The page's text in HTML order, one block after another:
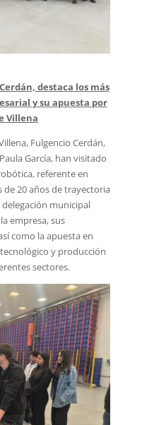
destaca los más
y su apuesta por
Villena
Fulgencio Cerdán,
García, han visitado
referente en
20 años de trayectoria
municipal
empresa, sus
como la apuesta en
y producción
sectores.